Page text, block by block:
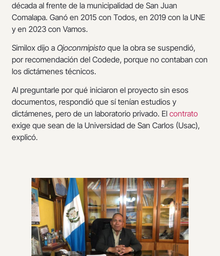
década al frente de la municipalidad de San Juan
Comalapa. Ganó en 2015 con Todos, en 2019 con la UNE
y en 2023 con Vamos.
Similox dijo a Ojoconmipisto que la obra se suspendió,
por recomendación del Codede, porque no contaban con
los dictámenes técnicos.
Al preguntarle por qué iniciaron el proyecto sin esos
documentos, respondió que sí tenían estudios y
dictámenes, pero de un laboratorio privado. El contrato
exige que sean de la Universidad de San Carlos (Usac),
explicó.